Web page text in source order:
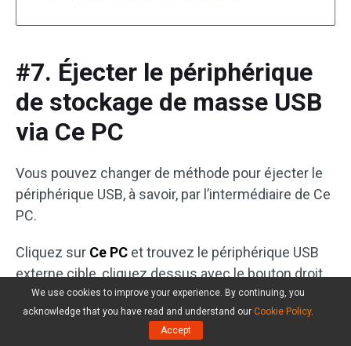
#7. Éjecter le périphérique
de stockage de masse USB
via Ce PC
Vous pouvez changer de méthode pour éjecter le
périphérique USB, à savoir, par l’intermédiaire de Ce
PC.
Cliquez sur Ce PC et trouvez le périphérique USB
externe cible, cliquez dessus avec le bouton droit
de la souris et sélectionnez l’optionÉjecter.
We use cookies to improve your experience. By continuing, you
acknowledge that you have read and understand our Cookie Policy.
Accept